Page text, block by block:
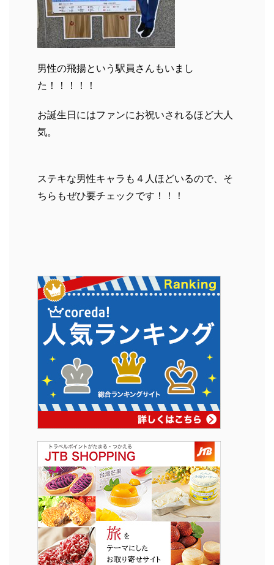
男性の飛揚という駅員さんもいまし
た！！！！！
お誕生日にはファンにお祝いされるほど大人
気。
ステキな男性キャラも４人ほどいるので、そ
ちらもぜひ要チェックです！！！